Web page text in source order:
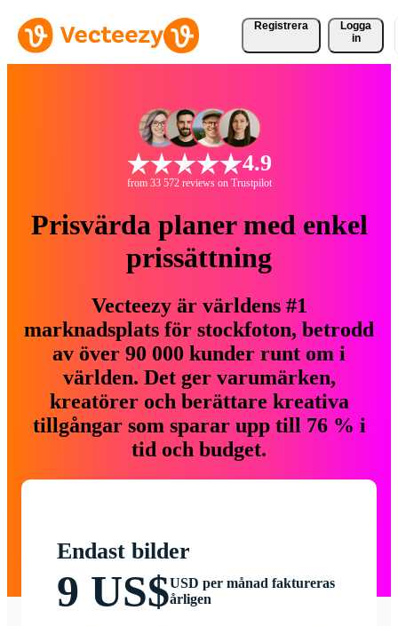
Registrera
Logga
in
4.9
from 33 572 reviews on Trustpilot
Prisvärda planer med enkel
prissättning
Vecteezy är världens #1
marknadsplats för stockfoton, betrodd
av över 90 000 kunder runt om i
världen. Det ger varumärken,
kreatörer och berättare kreativa
tillgångar som sparar upp till 76 % i
tid och budget.
Endast bilder
9 US$USD per månad faktureras
årligen